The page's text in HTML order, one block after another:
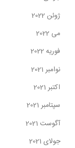
ژوئن 2022
می 2022
فوریه 2022
نوامبر 2021
اکتبر 2021
سپتامبر 2021
آگوست 2021
جولای 2021